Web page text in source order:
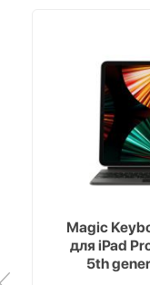
Magic
для iPad
5th